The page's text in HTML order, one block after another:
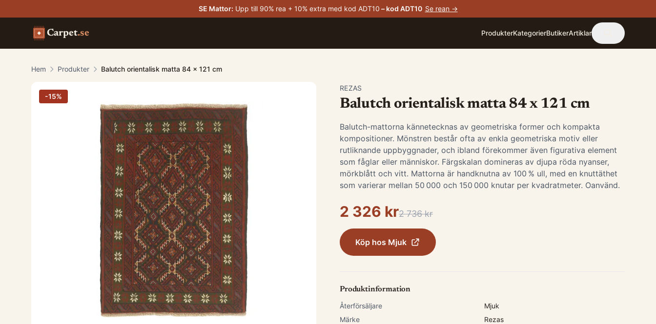
SE Mattor: Upp till 90% rea + 10% extra med kod ADT10 – kod ADT10 Se rean →
Carpet.se ProdukterKategorierButikerArtiklar
Hem Produkter Balutch orientalisk matta 84 x 121 cm
-15%
REZAS
Balutch orientalisk matta 84 x 121 cm
Balutch-mattorna kännetecknas av geometriska former och kompakta
kompositioner. Mönstren består ofta av enkla geometriska motiv eller
rutliknande uppbyggnader, och ibland förekommer även figurativa element
som fåglar eller människor. Färgskalan domineras av djupa röda nyanser,
mörkblått och vitt. Mattorna är handknutna av 100 % ull, med en knuttäthet
som varierar mellan 50 000 och 150 000 knutar per kvadratmeter. Oanvänd.
2 326 kr2 736 kr
Köp hos Mjuk
Produktinformation
Återförsäljare
Mjuk
Märke
Rezas